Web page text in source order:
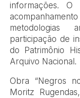
informações. O
metodologias
participação de
do Patrimônio
Arquivo Nacional.
Obra “Negros
Moritz